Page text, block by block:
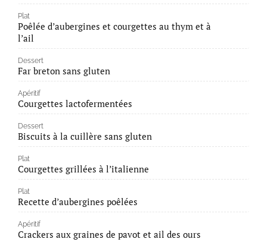
Plat
Poêlée d’aubergines et courgettes au thym et à
l’ail
Dessert
Far breton sans gluten
Apéritif
Courgettes lactofermentées
Dessert
Biscuits à la cuillère sans gluten
Plat
Courgettes grillées à l’italienne
Plat
Recette d’aubergines poêlées
Apéritif
Crackers aux graines de pavot et ail des ours